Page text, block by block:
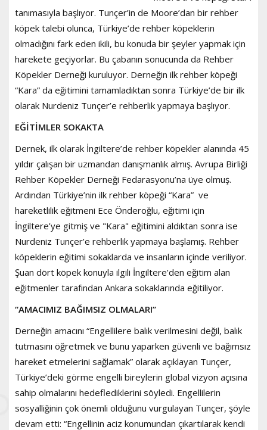
tanımasıyla başlıyor. Tunçer’in de Moore’dan bir rehber
köpek talebi olunca, Türkiye’de rehber köpeklerin
olmadığını fark eden ikili, bu konuda bir şeyler yapmak için
harekete geçiyorlar. Bu çabanın sonucunda da Rehber
Köpekler Derneği kuruluyor. Derneğin ilk rehber köpeği
“Kara” da eğitimini tamamladıktan sonra Türkiye’de bir ilk
olarak Nurdeniz Tunçer’e rehberlik yapmaya başlıyor.
EĞİTİMLER SOKAKTA
Dernek, ilk olarak İngiltere’de rehber köpekler alanında 45
yıldır çalışan bir uzmandan danışmanlık almış. Avrupa Birliği
Rehber Köpekler Derneği Fedarasyonu’na üye olmuş.
Ardından Türkiye’nin ilk rehber köpeği “Kara” ve
hareketlilik eğitmeni Ece Önderoğlu, eğitimi için
İngiltere’ye gitmiş ve "Kara" eğitimini aldıktan sonra ise
Nurdeniz Tunçer’e rehberlik yapmaya başlamış. Rehber
köpeklerin eğitimi sokaklarda ve insanların içinde veriliyor.
Şuan dört köpek konuyla ilgili İngiltere’den eğitim alan
eğitmenler tarafından Ankara sokaklarında eğitiliyor.
“AMACIMIZ BAĞIMSIZ OLMALARI”
Derneğin amacını “Engellilere balık verilmesini değil, balık
tutmasını öğretmek ve bunu yaparken güvenli ve bağımsız
hareket etmelerini sağlamak” olarak açıklayan Tunçer,
Türkiye’deki görme engelli bireylerin global vizyon açısına
sahip olmalarını hedeflediklerini söyledi. Engellilerin
sosyalliğinin çok önemli olduğunu vurgulayan Tunçer, şöyle
devam etti: “Engellinin aciz konumundan çıkartılarak kendi